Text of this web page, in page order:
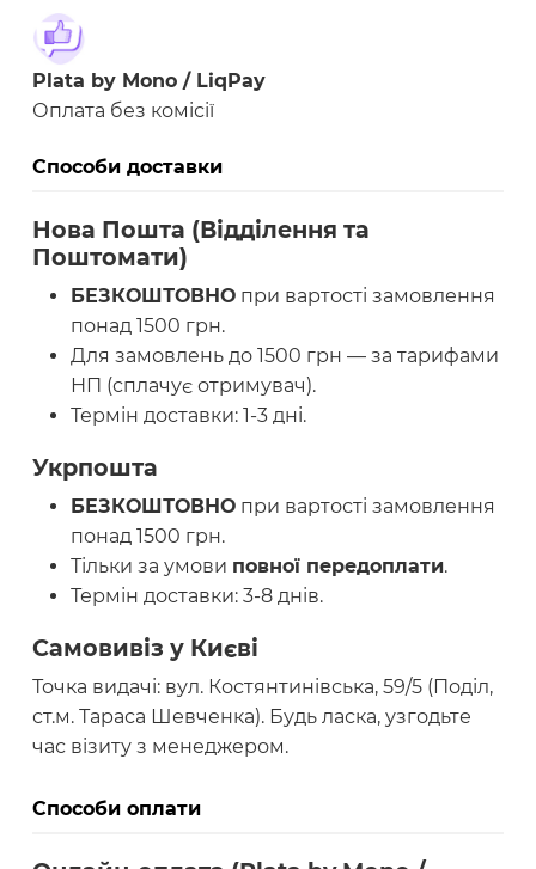
Plata by Mono / LiqPay
Оплата без комісії
Способи доставки
Нова Пошта (Відділення та
Поштомати)
БЕЗКОШТОВНО при вартості замовлення
понад 1500 грн.
Для замовлень до 1500 грн — за тарифами
НП (сплачує отримувач).
Термін доставки: 1-3 дні.
Укрпошта
БЕЗКОШТОВНО при вартості замовлення
понад 1500 грн.
Тільки за умови повної передоплати.
Термін доставки: 3-8 днів.
Самовивіз у Києві
Точка видачі: вул. Костянтинівська, 59/5 (Поділ,
ст.м. Тараса Шевченка). Будь ласка, узгодьте
час візиту з менеджером.
Способи оплати